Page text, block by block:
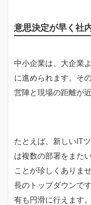
意思決定が早く社
中小企業は、大企業
に進められます。そ
営陣と現場の距離が
たとえば、新しいIT
は複数の部署をまた
ことが珍しくありま
長のトップダウンで
有も円滑に行えます。